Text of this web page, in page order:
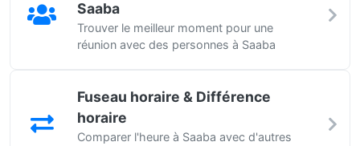
Saaba
Trouver le meilleur moment pour une
réunion avec des personnes à Saaba
Fuseau horaire & Différence
horaire
Comparer l'heure à Saaba avec d'autres